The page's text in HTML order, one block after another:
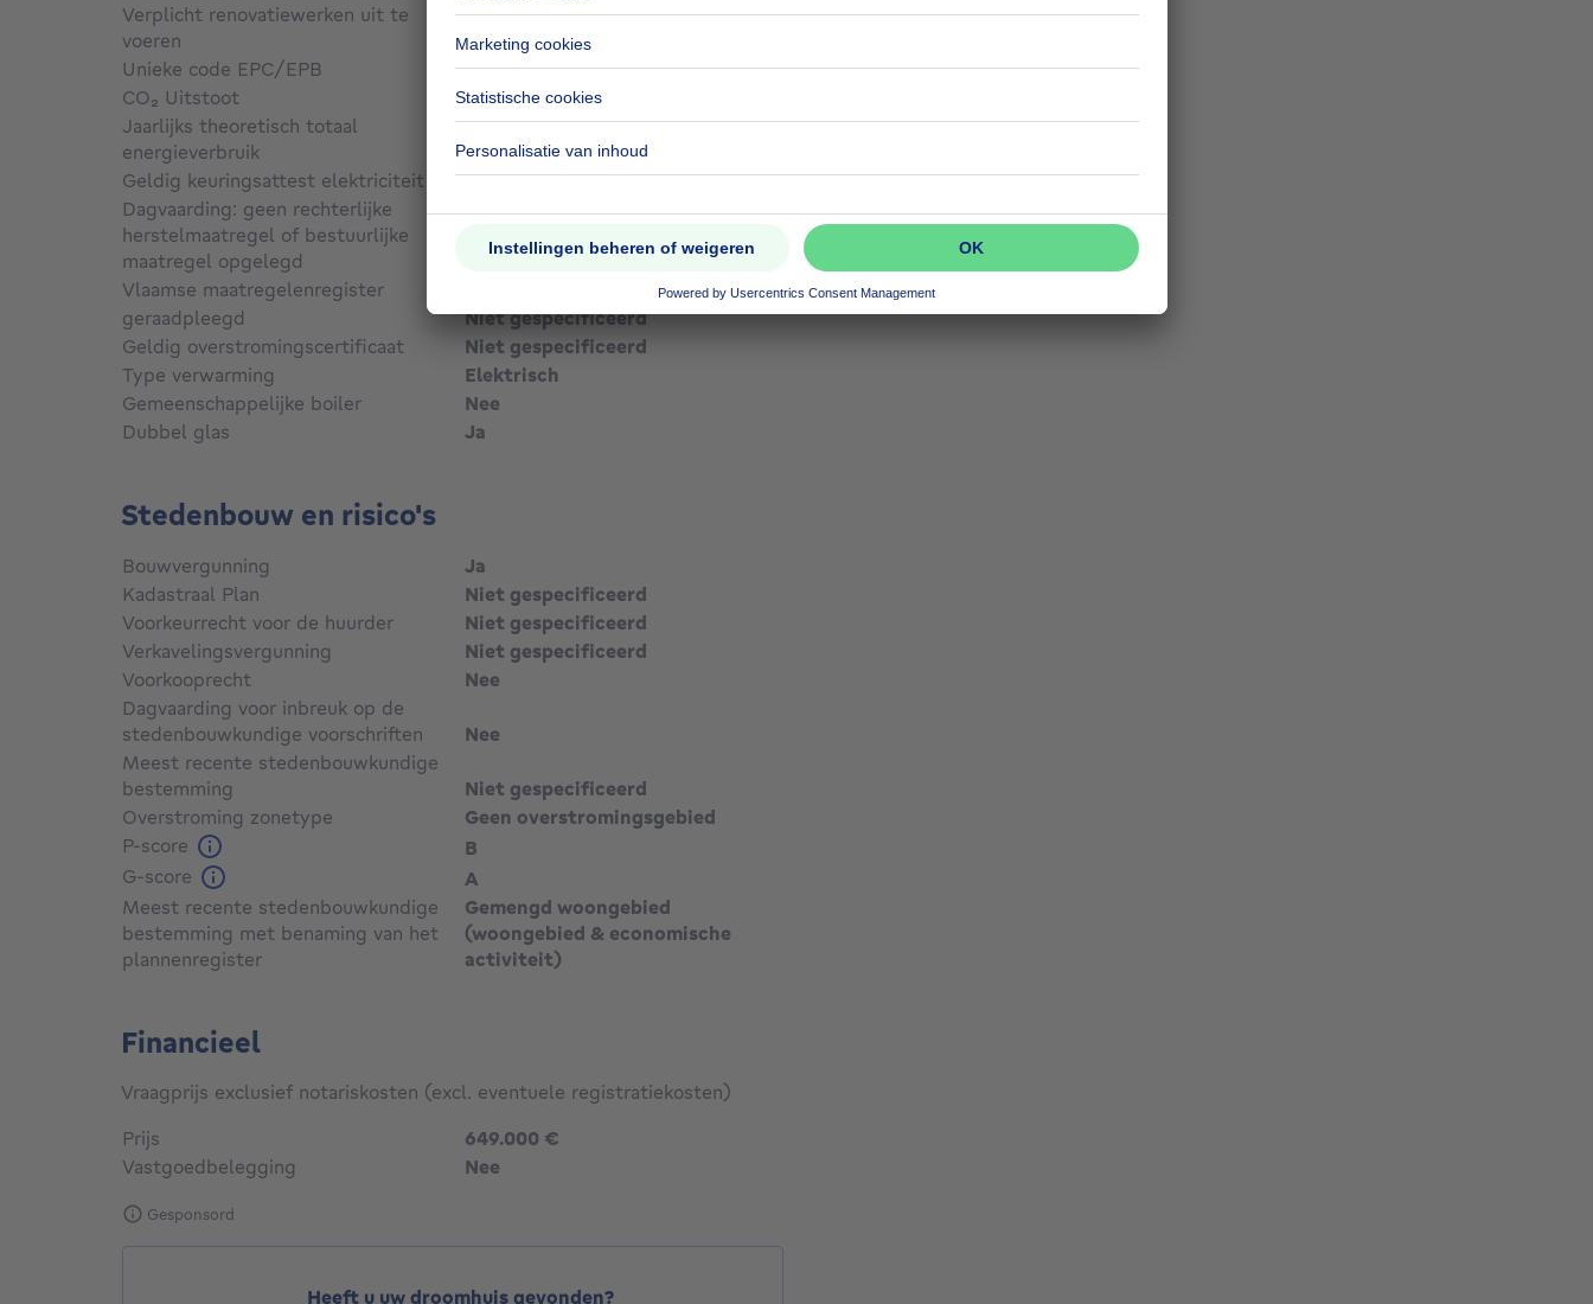
Verplicht renovatiewerken uit te
voeren
Nee
Unieke code EPC/EPB
Niet gespecificeerd
CO₂ Uitstoot
Niet gespecificeerd
Jaarlijks theoretisch totaal
energieverbruik
Niet gespecificeerd
Geldig keuringsattest elektriciteit
Ja
Dagvaarding: geen rechterlijke
herstelmaatregel of bestuurlijke
maatregel opgelegd
Niet gespecificeerd
Vlaamse maatregelenregister
geraadpleegd
Niet gespecificeerd
Geldig overstromingscertificaat
Niet gespecificeerd
Type verwarming
Elektrisch
Gemeenschappelijke boiler
Nee
Dubbel glas
Ja
Stedenbouw en risico's
Bouwvergunning
Ja
Kadastraal Plan
Niet gespecificeerd
Voorkeurrecht voor de huurder
Niet gespecificeerd
Verkavelingsvergunning
Niet gespecificeerd
Voorkooprecht
Nee
Dagvaarding voor inbreuk op de
stedenbouwkundige voorschriften
Nee
Meest recente stedenbouwkundige
bestemming
Niet gespecificeerd
Overstroming zonetype
Geen overstromingsgebied
P-score
B
G-score
A
Meest recente stedenbouwkundige
bestemming met benaming van het
plannenregister
Gemengd woongebied
(woongebied & economische
activiteit)
Financieel
Vraagprijs exclusief notariskosten (excl. eventuele registratiekosten)
Prijs
649.000 €
Vastgoedbelegging
Nee
Gesponsord
Heeft u uw droomhuis gevonden?